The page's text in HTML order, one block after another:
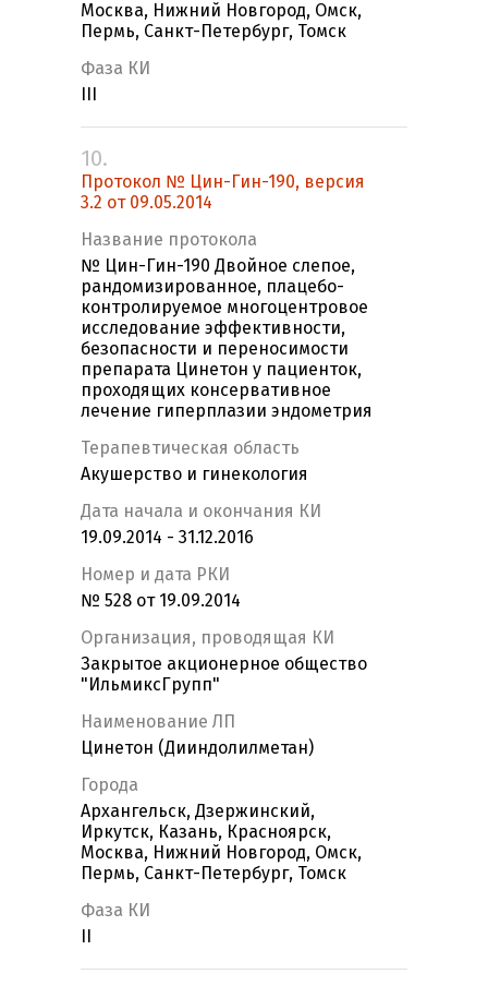
Москва, Нижний Новгород, Омск,
Пермь, Санкт-Петербург, Томск
Фаза КИ
10.
Протокол № Цин-Гин-190, версия
3.2 от 09.05.2014
Название протокола
№ Цин-Гин-190 Двойное слепое,
рандомизированное, плацебо-
контролируемое многоцентровое
исследование эффективности,
безопасности и переносимости
препарата Цинетон у пациенток,
проходящих консервативное
лечение гиперплазии эндометрия
Терапевтическая область
Акушерство и гинекология
Дата начала и окончания КИ
19.09.2014 - 31.12.2016
Номер и дата РКИ
№ 528 от 19.09.2014
Организация, проводящая КИ
Закрытое акционерное общество
"ИльмиксГрупп"
Наименование ЛП
Цинетон (Дииндолилметан)
Города
Архангельск, Дзержинский,
Иркутск, Казань, Красноярск,
Москва, Нижний Новгород, Омск,
Пермь, Санкт-Петербург, Томск
Фаза КИ